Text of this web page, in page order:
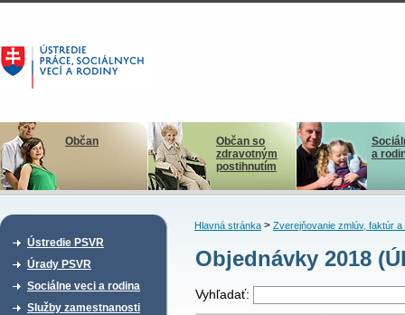
Občan
Občan so
zdravotným
postihnutím
a
Ústredie PSVR
Úrady PSVR
Sociálne veci a rodina
Služby zamestnanosti
Hlavná stránka> Zverejňovanie zmlúv, faktúr a
Objednávky 2018
Vyhľadať: